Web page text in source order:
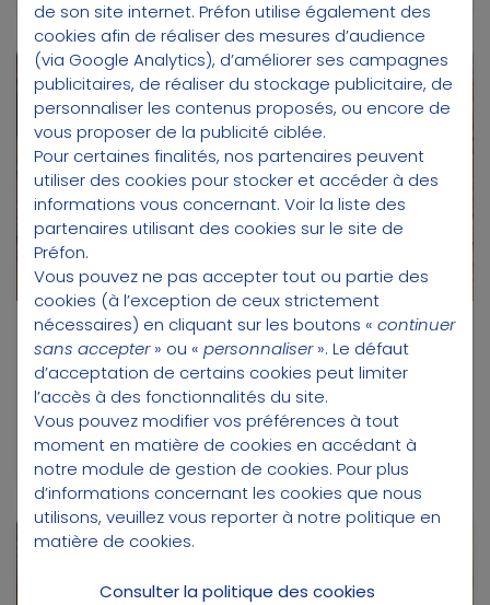
PréfonRetraite
06/12/2021
Avez-vous pensé à transférer vos
anciens contrats d’épargne retraite ou
votre assurance vie vers Préfon-
Retraite ?
de son site internet. Préfon utilise également des
cookies afin de réaliser des mesures d’audience
(via Google Analytics), d’améliorer ses campagnes
publicitaires, de réaliser du stockage publicitaire, de
personnaliser les contenus proposés, ou encore de
vous proposer de la publicité ciblée.
Pour certaines finalités, nos partenaires peuvent
utiliser des cookies pour stocker et accéder à des
informations vous concernant. Voir la liste des
partenaires utilisant des cookies sur le site de
Préfon.
Vous pouvez ne pas accepter tout ou partie des
cookies (à l’exception de ceux strictement
nécessaires) en cliquant sur les boutons « continuer
sans accepter» ou « personnaliser». Le défaut
d’acceptation de certains cookies peut limiter
l’accès à des fonctionnalités du site.
Vous pouvez modifier vos préférences à tout
moment en matière de cookies en accédant à
notre module de gestion de cookies. Pour plus
d’informations concernant les cookies que nous
utilisons, veuillez vous reporter à notre politique en
matière de cookies.
Consulter la politique des cookies